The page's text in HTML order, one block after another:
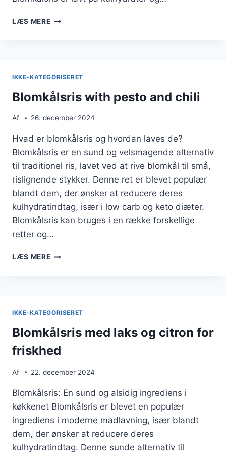
LÆS MEREBLOMKÅLSRIS
IKKE-KATEGORISERET
Blomkålsris with pesto and chili
Af 26. december 2024
Hvad er blomkålsris og hvordan laves de?
Blomkålsris er en sund og velsmagende alternativ
til traditionel ris, lavet ved at rive blomkål til små,
rislignende stykker. Denne ret er blevet populær
blandt dem, der ønsker at reducere deres
kulhydratindtag, især i low carb og keto diæter.
Blomkålsris kan bruges i en række forskellige
retter og…
LÆS MEREBLOMKÅLSRIS
IKKE-KATEGORISERET
Blomkålsris med laks og citron for
friskhed
Af 22. december 2024
Blomkålsris: En sund og alsidig ingrediens i
køkkenet Blomkålsris er blevet en populær
ingrediens i moderne madlavning, især blandt
dem, der ønsker at reducere deres
kulhydratindtag. Denne sunde alternativ til